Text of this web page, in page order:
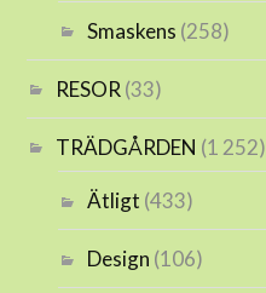
Smaskens (258)
RESOR (33)
TRÄDGÅRDEN (1 252)
Ätligt (433)
Design (106)